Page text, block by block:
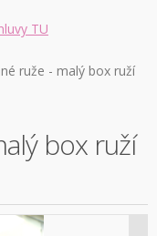
TU
ruže - malý box ruží
box ruží